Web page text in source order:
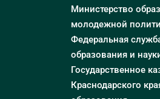
Министерство
молодежной
Федеральная
образования и
Государственное
Краснодарского